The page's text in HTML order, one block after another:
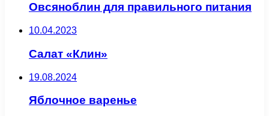
Овсяноблин для правильного питания
10.04.2023
Салат «Клин»
19.08.2024
Яблочное варенье